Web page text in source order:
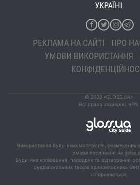
УКРАЇНІ
РЕКЛАМА НА САЙТІ ПРО
УМОВИ ВИКОРИСТАННЯ
© 2026 «GLOSS.UA»
Всі права захищені. ePN
Використання будь-яких матеріалів, розміщених
умови посилання на
Будь-яке копіювання, передрук та відтворення
аудіовізуальних творів правовласника
забороняється.